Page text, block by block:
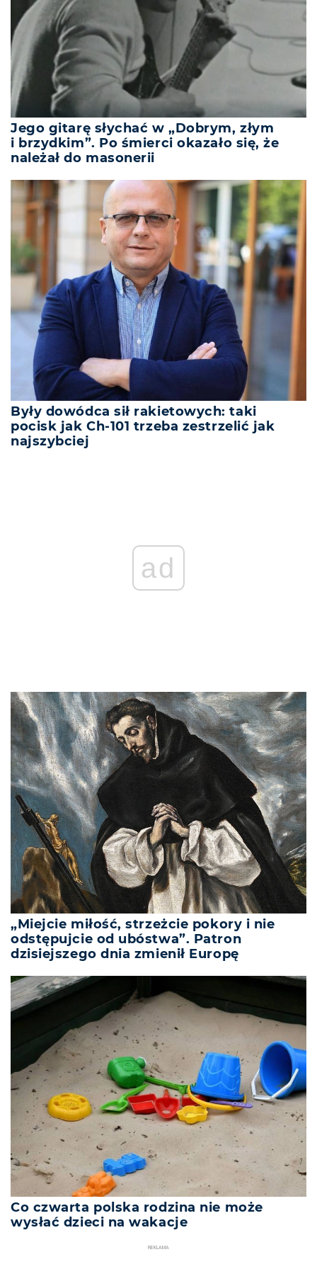
Jego gitarę słychać w „Dobrym, złym
i brzydkim”. Po śmierci okazało się, że
należał do masonerii
Były dowódca sił rakietowych: taki
pocisk jak Ch-101 trzeba zestrzelić jak
najszybciej
ad
„Miejcie miłość, strzeżcie pokory i nie
odstępujcie od ubóstwa”. Patron
dzisiejszego dnia zmienił Europę
Co czwarta polska rodzina nie może
wysłać dzieci na wakacje
REKLAMA